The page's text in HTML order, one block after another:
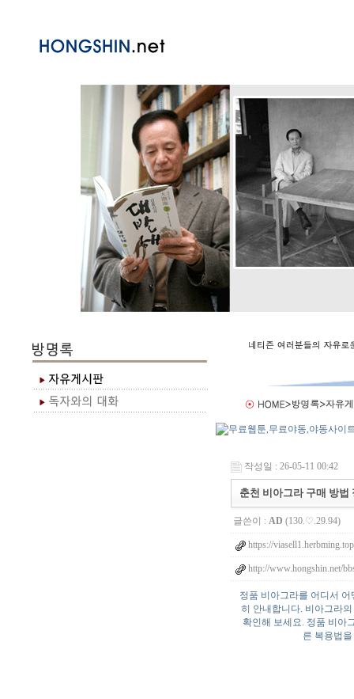
작성일 : 26-05-11 00:42
춘천 비아그라 구매 방법
글쓴이 : AD (130.♡.29.94)
https://viasell1.herbming.top
http://www.hongshin.net/
정품 비아그라를 어디서
히 안내합니다. 비아그라
확인해 보세요. 정품 비아
른 복용법